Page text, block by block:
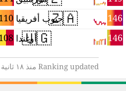
🇿🇦 146 جنوب أفريقيا
🇺🇬 146 أوغندا
110
108
Ranking updated منذ ١٨ ثانية